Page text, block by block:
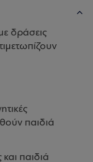
δράσεις
παιδιά
παιδιά